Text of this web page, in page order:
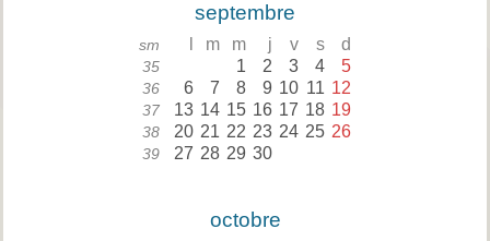
septembre
sm m m j v s d
35 1 2 3 4 5
36 6 7 8 9 10 11 12
37 13 14 15 16 17 18 19
38 20 21 22 23 24 25 26
39 27 28 29 30
octobre